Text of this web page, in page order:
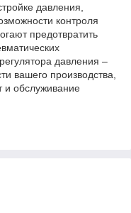
давления,
контроля
предотвратить
давления –
вашего производства,
обслуживание